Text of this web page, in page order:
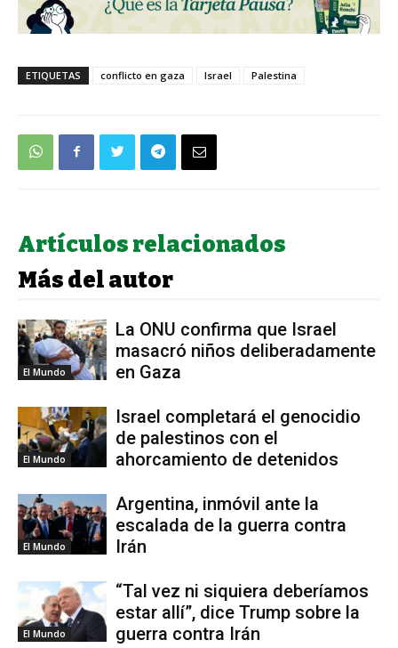
ETIQUETAS conflicto en gaza Israel Palestina
Artículos relacionados
Más del autor
El Mundo
La ONU confirma que Israel
masacró niños deliberadamente
en Gaza
El Mundo
Israel completará el genocidio
de palestinos con el
ahorcamiento de detenidos
El Mundo
Argentina, inmóvil ante la
escalada de la guerra contra
Irán
El Mundo
“Tal vez ni siquiera deberíamos
estar allí”, dice Trump sobre la
guerra contra Irán